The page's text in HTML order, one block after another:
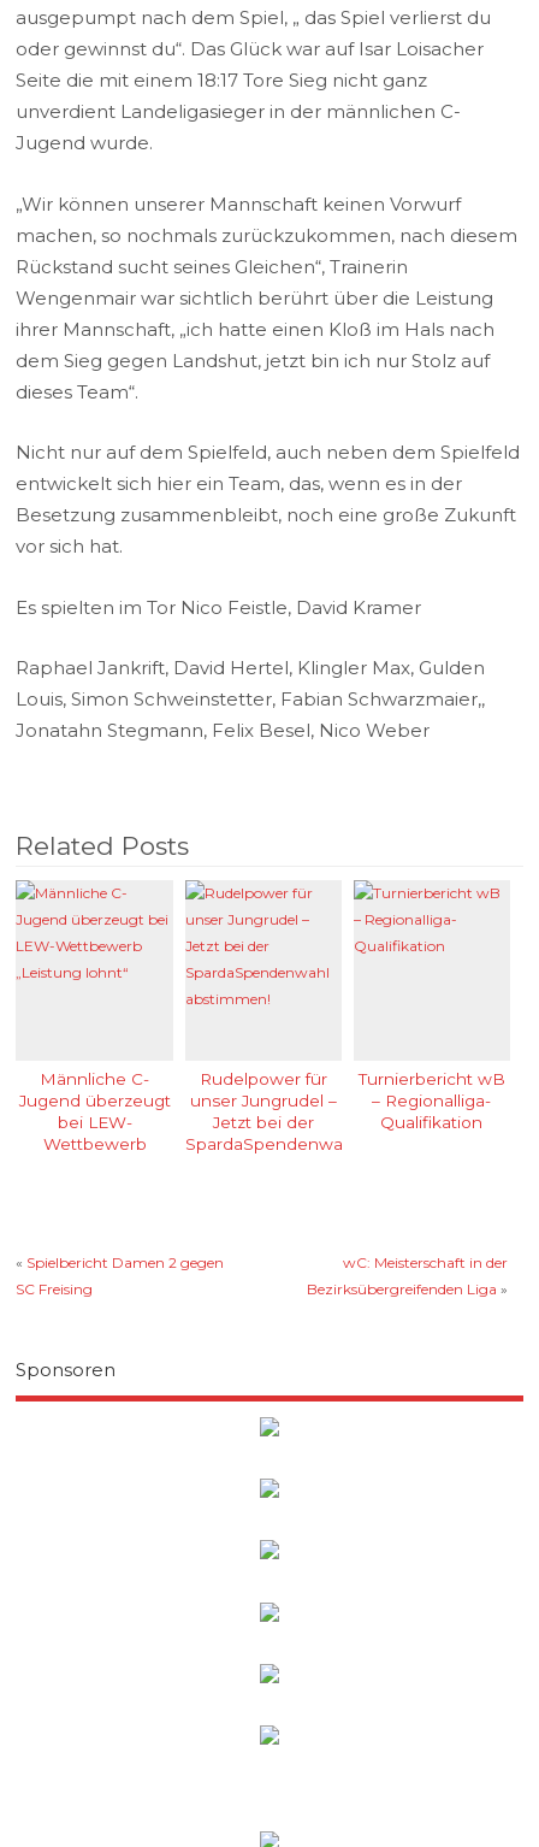
ausgepumpt nach dem Spiel, „ das Spiel verlierst du
oder gewinnst du“. Das Glück war auf Isar Loisacher
Seite die mit einem 18:17 Tore Sieg nicht ganz
unverdient Landeligasieger in der männlichen C-
Jugend wurde.
„Wir können unserer Mannschaft keinen Vorwurf
machen, so nochmals zurückzukommen, nach diesem
Rückstand sucht seines Gleichen“, Trainerin
Wengenmair war sichtlich berührt über die Leistung
ihrer Mannschaft, „ich hatte einen Kloß im Hals nach
dem Sieg gegen Landshut, jetzt bin ich nur Stolz auf
dieses Team“.
Nicht nur auf dem Spielfeld, auch neben dem Spielfeld
entwickelt sich hier ein Team, das, wenn es in der
Besetzung zusammenbleibt, noch eine große Zukunft
vor sich hat.
Es spielten im Tor Nico Feistle, David Kramer
Raphael Jankrift, David Hertel, Klingler Max, Gulden
Louis, Simon Schweinstetter, Fabian Schwarzmaier,,
Jonatahn Stegmann, Felix Besel, Nico Weber
Related Posts
Männliche C-
Jugend überzeugt
bei LEW-
Wettbewerb
Rudelpower für
unser Jungrudel –
Jetzt bei der
SpardaSpendenwahl
Turnierbericht wB
– Regionalliga-
Qualifikation
« Spielbericht Damen 2 gegen
SC Freising
wC: Meisterschaft in der
Bezirksübergreifenden Liga »
Sponsoren